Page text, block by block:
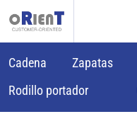
Cadena Zapatas
Rodillo portador